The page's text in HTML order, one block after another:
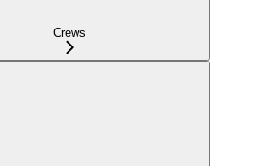
Crews